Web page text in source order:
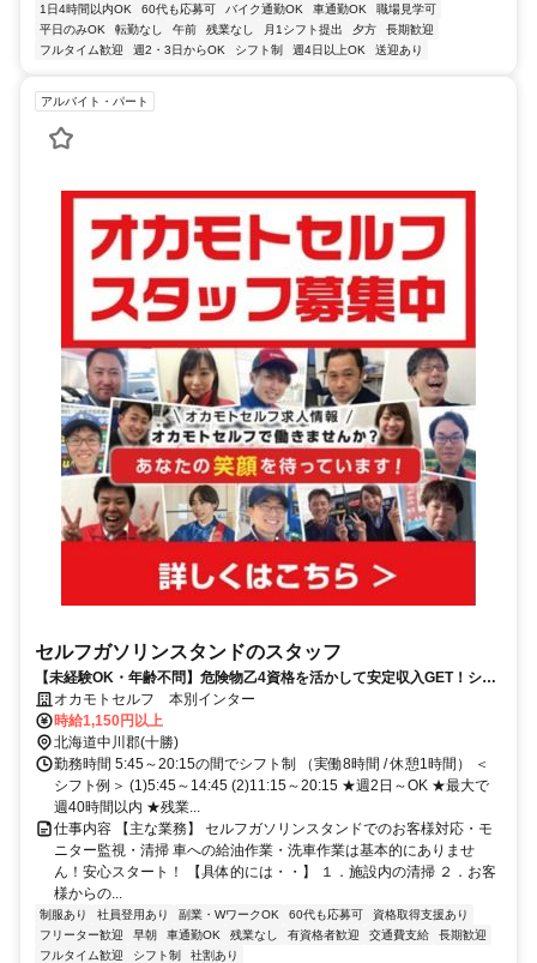
1日4時間以内OK 60代も応募可 バイク通勤OK 車通勤OK
職場見学可
平日のみOK
転勤なし 午前 残業なし 月1シフト提出 夕方
長期歓迎
フルタイム歓迎
週2・3日からOK シフト制 週4日以上OK 送迎あり
アルバイト・パート
セルフガソリンスタンドのスタッフ
【未経験OK・年齢不問】危険物乙4資格を活かして安定収入GET！シフ
ト融通◎家族も使える給油社割あり
オカモトセルフ 本別インター
時給1,150円以上
北海道中川郡(十勝)
勤務時間 5:45～20:15の間でシフト制 （実働8時間 / 休憩1時間） ＜
シフト例＞ (1)5:45～14:45 (2)11:15～20:15 ★週2日～OK ★最大で
週40時間以内 ★残業...
仕事内容 【主な業務】 セルフガソリンスタンドでのお客様対応・モ
ニター監視・清掃 車への給油作業・洗車作業は基本的にありませ
ん！安心スタート！ 【具体的には・・】 １．施設内の清掃 ２．お客
様からの...
制服あり 社員登用あり 副業・WワークOK 60代も応募可
資格取得支援あり
フリーター歓迎
早朝 車通勤OK 残業なし 有資格者歓迎 交通費支給
長期歓迎
フルタイム歓迎
シフト制 社割あり